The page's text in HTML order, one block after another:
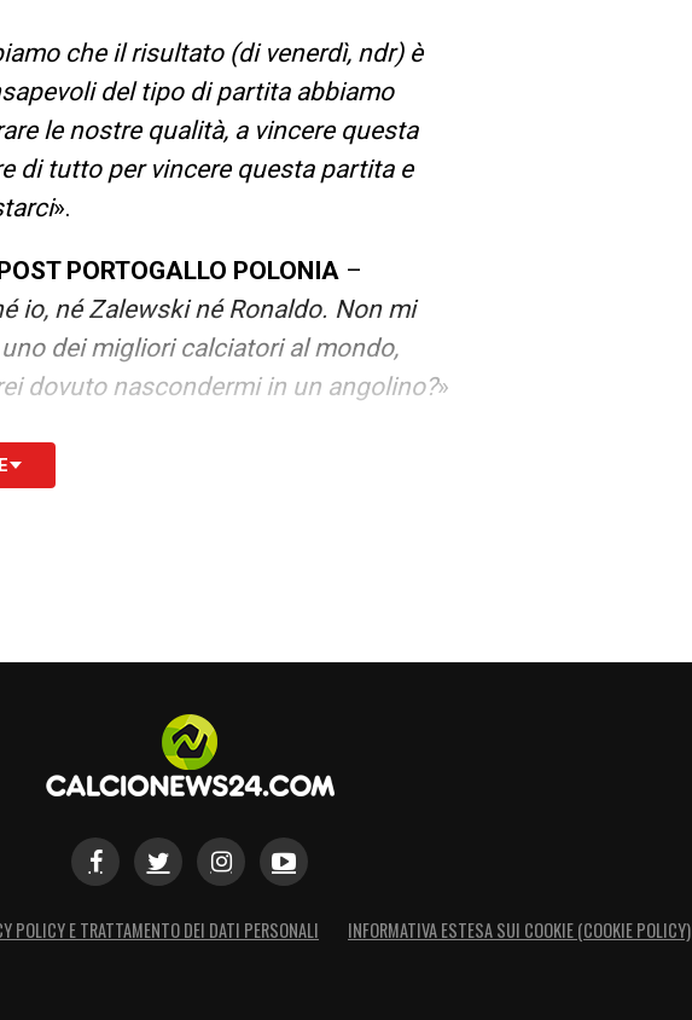
che il risultato (di venerdì, ndr) è
del tipo di partita abbiamo
le nostre qualità, a vincere questa
di tutto per vincere questa partita e
».
PORTOGALLO POLONIA –
io, né Zalewski né Ronaldo. Non mi
dei migliori calciatori al mondo,
dovuto nascondermi in un angolino?»
POLICY E TRATTAMENTO DEI DATI PERSONALI INFORMATIVA ESTESA SUI COOKIE (COOKIE POLICY)